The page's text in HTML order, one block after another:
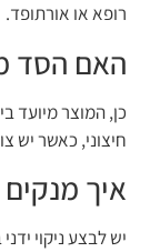
רופא או אורתופד.
האם הסד
כן, המוצר מיועד
חיצוני, כאשר יש
איך
יש לבצע ניקוי